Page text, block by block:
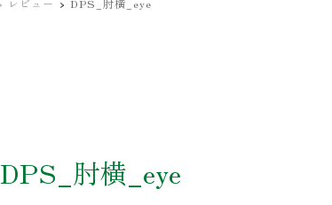
レビュー DPS_肘横_eye
DPS_肘横_eye